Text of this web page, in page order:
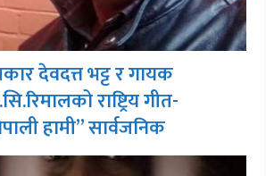
देवदत्त भट्ट र गायक
राष्ट्रिय गीत-
हामी” सार्वजनिक